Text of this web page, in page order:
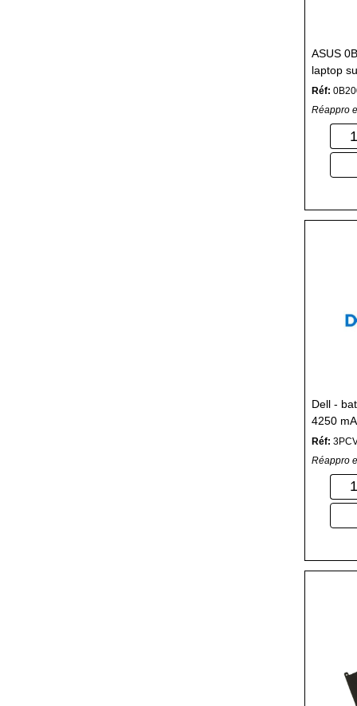
ASUS
laptop
Réf:
Réappro
Dell -
4250
Réf:
Réappro